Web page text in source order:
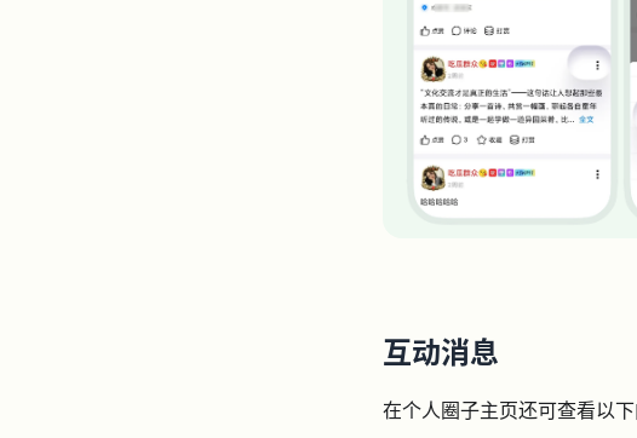
互动消息
在个人圈子主页还可查看以下